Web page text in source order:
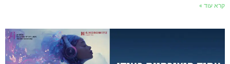
קרא עוד »